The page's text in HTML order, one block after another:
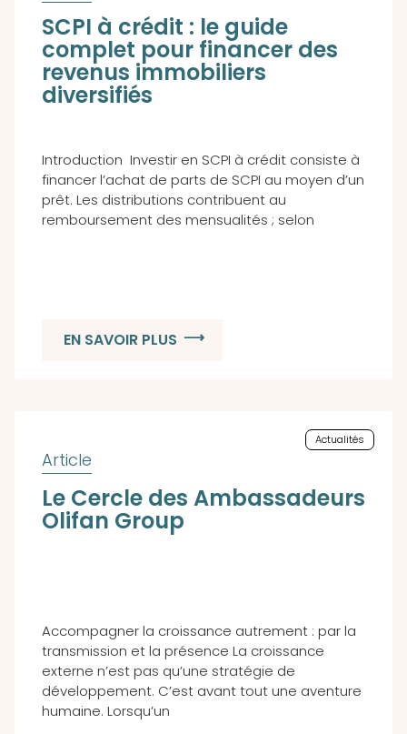
SCPI à crédit : le guide
complet pour financer des
revenus immobiliers
diversifiés
Introduction Investir en SCPI à crédit consiste à
financer l’achat de parts de SCPI au moyen d’un
prêt. Les distributions contribuent au
remboursement des mensualités ; selon
EN SAVOIR PLUS
Actualités
Le Cercle des Ambassadeurs
Olifan Group
Accompagner la croissance autrement : par la
transmission et la présence La croissance
externe n’est pas qu’une stratégie de
développement. C’est avant tout une aventure
humaine. Lorsqu’un